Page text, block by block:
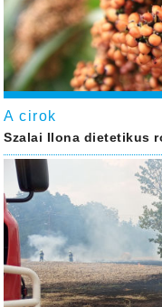
A cirok
Szalai Ilona dietetikus